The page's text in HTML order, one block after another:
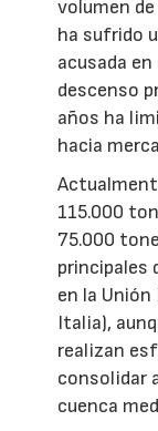
volumen
ha sufrido
acusada en
descenso
años ha
hacia
115.000
75.000
principales
en la Unión
Italia),
realizan
consolidar
cuenca